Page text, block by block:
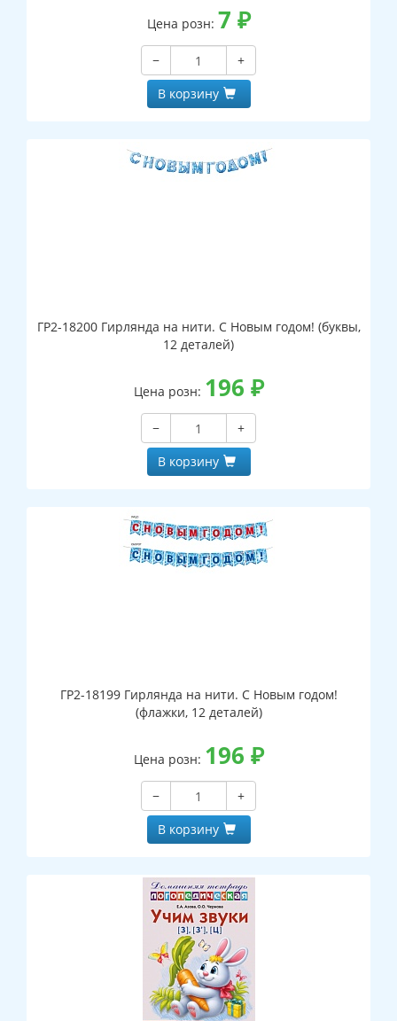
Цена розн: 7 ₽
−
+
В корзину
ГР2-18200 Гирлянда на нити. С Новым годом! (буквы,
12 деталей)
Цена розн: 196 ₽
−
+
В корзину
ГР2-18199 Гирлянда на нити. С Новым годом!
(флажки, 12 деталей)
Цена розн: 196 ₽
−
+
В корзину